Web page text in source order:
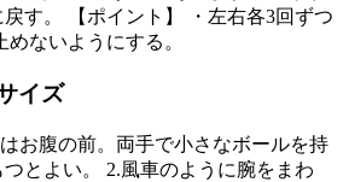
す。 【ポイント】 ・左右各3回ずつ
ないようにする。
イズ
お腹の前。両手で小さなボールを持
とよい。 2.風車のように腕をまわ